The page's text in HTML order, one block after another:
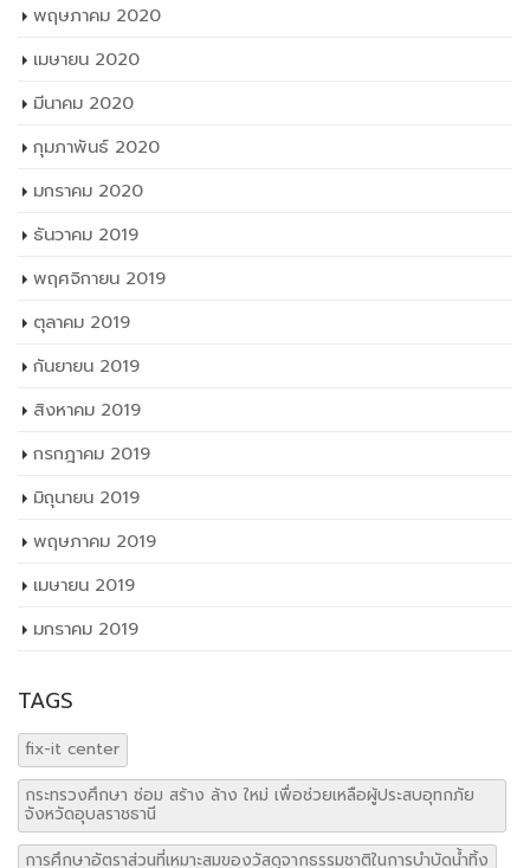
พฤษภาคม 2020
เมษายน 2020
มีนาคม 2020
กุมภาพันธ์ 2020
มกราคม 2020
ธันวาคม 2019
พฤศจิกายน 2019
ตุลาคม 2019
กันยายน 2019
สิงหาคม 2019
กรกฎาคม 2019
มิถุนายน 2019
พฤษภาคม 2019
เมษายน 2019
มกราคม 2019
TAGS
fix-it center
กระทรวงศึกษา ซ่อม สร้าง ล้าง ใหม่ เพื่อช่วยเหลือผู้ประสบอุทกภัย
จังหวัดอุบลราชธานี
การศึกษาอัตราส่วนที่เหมาะสมของวัสดุจากธรรมชาติในการบำบัดน้ำทิ้ง